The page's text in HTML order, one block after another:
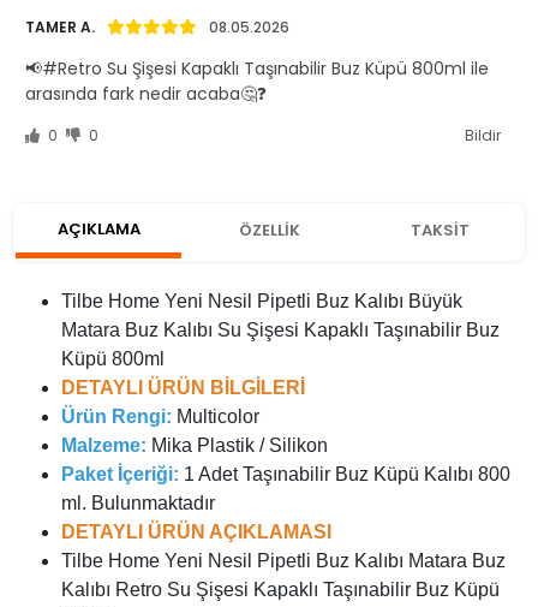
TAMER A. 08.05.2026
📢#Retro Su Şişesi Kapaklı Taşınabilir Buz Küpü 800ml ile
arasında fark nedir acaba🤔❓
0 0 Bildir
AÇIKLAMA ÖZELLİK TAKSİT
Tilbe Home Yeni Nesil Pipetli Buz Kalıbı Büyük
Matara Buz Kalıbı Su Şişesi Kapaklı Taşınabilir Buz
Küpü 800ml
DETAYLI ÜRÜN BİLGİLERİ
Ürün Rengi: Multicolor
Malzeme: Mika Plastik / Silikon
Paket İçeriği: 1 Adet Taşınabilir Buz Küpü Kalıbı 800
ml. Bulunmaktadır
DETAYLI ÜRÜN AÇIKLAMASI
Tilbe Home Yeni Nesil Pipetli Buz Kalıbı Matara Buz
Kalıbı Retro Su Şişesi Kapaklı Taşınabilir Buz Küpü